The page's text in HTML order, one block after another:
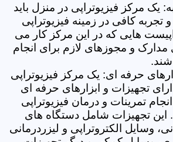
یک مرکز فیزیوتراپی در منزل باید
کافی در زمینه فیزیوتراپی
هایی که در این مرکز کار می
مدارک و مجوزهای لازم برای انجام
حرفه ای: یک مرکز فیزیوتراپی
تجهیزات و ابزارهای حرفه ای
تمرینات و درمان فیزیوتراپی
این تجهیزات شامل دستگاه های
وسایل الکتروتراپی و لیزردرمانی